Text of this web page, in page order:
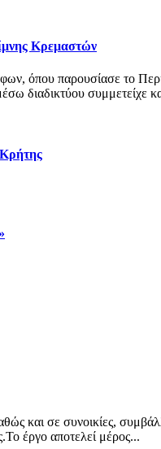
Κρεμαστών
όπου παρουσίασε το
διαδικτύου συμμετείχε
και σε συνοικίες,
έργο αποτελεί μέρος...